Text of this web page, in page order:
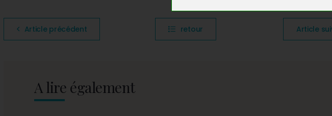
Article précédent retour Article
A lire également